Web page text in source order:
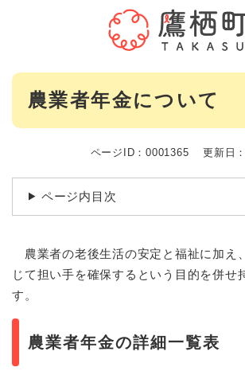
メニューを飛ばして本文へ
本
農業者年金について
ページID：0001365 更新日
ページ内目次
農業者の老後生活の安定と福祉に加え
じて担い手を確保するという目的を併せ
す。
農業者年金の詳細一覧表